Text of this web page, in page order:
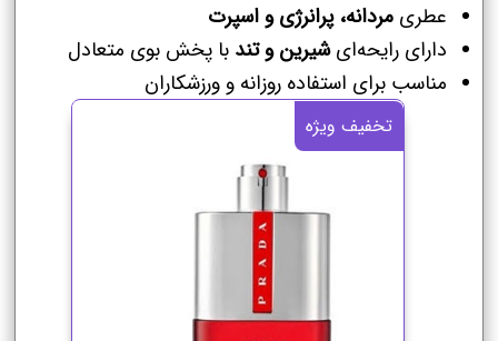
عطری مردانه، پرانرژی و اسپرت
دارای رایحه‌ایشیرین و تند با پخش بوی متعادل
مناسب برای استفاده روزانه و ورزشکاران
تخفیف ویژه